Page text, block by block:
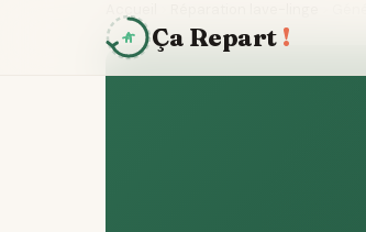
Ça Repart !